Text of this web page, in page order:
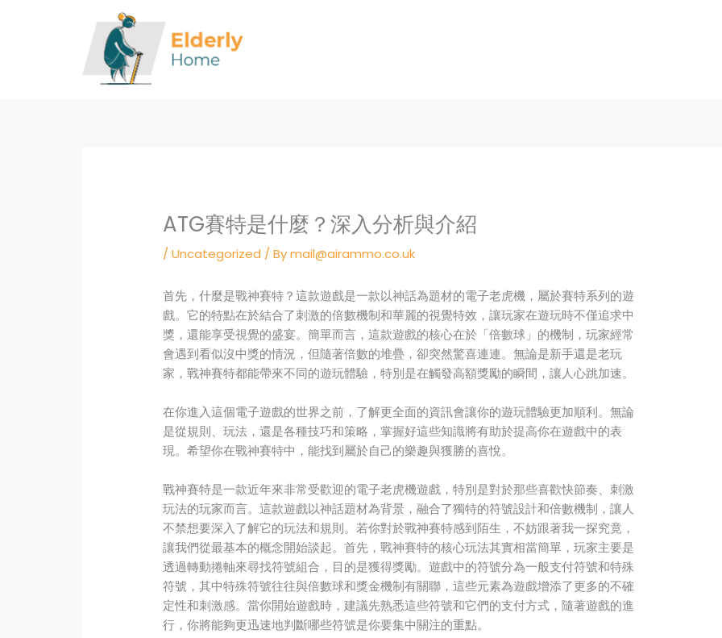
ATG賽特是什麼？深入分析與介紹
/Uncategorized / Bymail@airammo.co.uk
首先，什麼是戰神賽特？這款遊戲是一款以神話為題材的電子老虎機，屬於賽特系列的遊
戲。它的特點在於結合了刺激的倍數機制和華麗的視覺特效，讓玩家在遊玩時不僅追求中
獎，還能享受視覺的盛宴。簡單而言，這款遊戲的核心在於「倍數球」的機制，玩家經常
會遇到看似沒中獎的情況，但隨著倍數的堆疊，卻突然驚喜連連。無論是新手還是老玩
家，戰神賽特都能帶來不同的遊玩體驗，特別是在觸發高額獎勵的瞬間，讓人心跳加速。
在你進入這個電子遊戲的世界之前，了解更全面的資訊會讓你的遊玩體驗更加順利。無論
是從規則、玩法，還是各種技巧和策略，掌握好這些知識將有助於提高你在遊戲中的表
現。希望你在戰神賽特中，能找到屬於自己的樂趣與獲勝的喜悅。
戰神賽特是一款近年來非常受歡迎的電子老虎機遊戲，特別是對於那些喜歡快節奏、刺激
玩法的玩家而言。這款遊戲以神話題材為背景，融合了獨特的符號設計和倍數機制，讓人
不禁想要深入了解它的玩法和規則。若你對於戰神賽特感到陌生，不妨跟著我一探究竟，
讓我們從最基本的概念開始談起。首先，戰神賽特的核心玩法其實相當簡單，玩家主要是
透過轉動捲軸來尋找符號組合，目的是獲得獎勵。遊戲中的符號分為一般支付符號和特殊
符號，其中特殊符號往往與倍數球和獎金機制有關聯，這些元素為遊戲增添了更多的不確
定性和刺激感。當你開始遊戲時，建議先熟悉這些符號和它們的支付方式，隨著遊戲的進
行，你將能夠更迅速地判斷哪些符號是你要集中關注的重點。